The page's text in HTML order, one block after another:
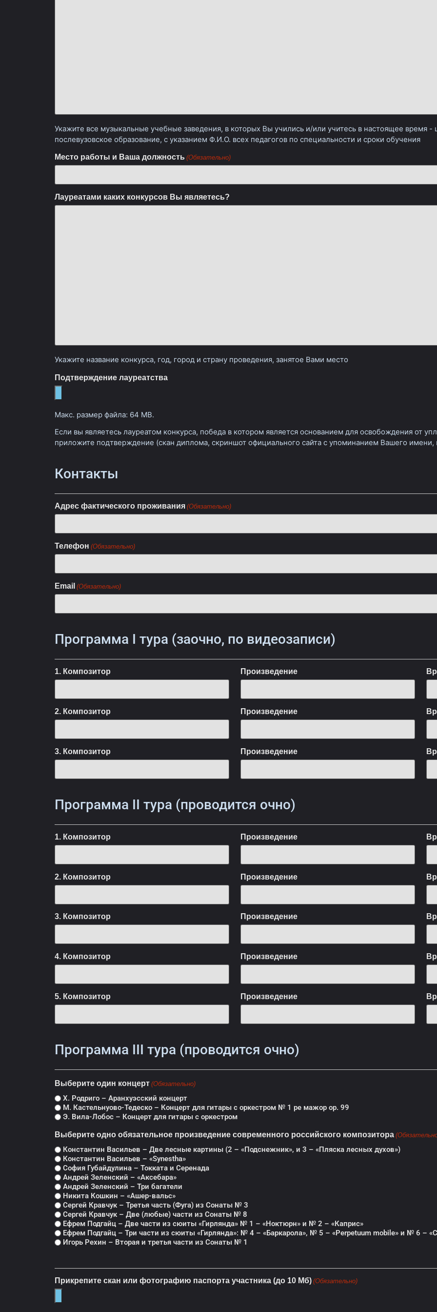
Укажите все музыкальные учебные заведения, в которых Вы учились и/или учитесь в настоящее время
послевузовское образование, с указанием Ф.И.О. всех педагогов по специальности и сроки обучения
Место работы и Ваша должность (Обязательно)
Лауреатами каких конкурсов Вы являетесь?
Укажите название конкурса, год, город и страну проведения, занятое Вами место
Подтверждение лауреатства
Макс. размер файла: 64 MB.
Если вы являетесь лауреатом конкурса, победа в котором является основанием для освобождения от
приложите подтверждение (скан диплома, скриншот официального сайта с упоминанием Вашего имени,
Контакты
Адрес фактического проживания (Обязательно)
Телефон (Обязательно)
Email (Обязательно)
Программа I тура (заочно, по видеозаписи)
1. Композитор Произведение
2. Композитор Произведение
3. Композитор Произведение
Программа II тура (проводится очно)
1. Композитор Произведение
2. Композитор Произведение
3. Композитор Произведение
4. Композитор Произведение
5. Композитор Произведение
Программа III тура (проводится очно)
Выберите один концерт (Обязательно)
Х. Родриго – Аранхуэсский концерт
М. Кастельнуово-Тедеско – Концерт для гитары с оркестром № 1 ре мажор ор. 99
Э. Вила-Лобос – Концерт для гитары с оркестром
Выберите одно обязательное произведение современного российского композитора
Константин Васильев – Две лесные картины (2 – «Подснежник», и 3 – «Пляска лесных духов»)
Константин Васильев – «Synestha»
София Губайдулина – Токката и Серенада
Андрей Зеленский – «Аксебара»
Андрей Зеленский – Три багатели
Никита Кошкин – «Ашер-вальс»
Сергей Кравчук – Третья часть (Фуга) из Сонаты № 3
Сергей Кравчук – Две (любые) части из Сонаты № 8
Ефрем Подгайц – Две части из сюиты «Гирлянда» № 1 – «Ноктюрн» и № 2 – «Каприс»
Ефрем Подгайц – Три части из сюиты «Гирлянда»: № 4 – «Баркарола», № 5 – «Perpetuum mobile» и № 6 –
Игорь Рехин – Вторая и третья части из Сонаты № 1
Прикрепите скан или фотографию паспорта участника (до 10 Мб) (Обязательно)